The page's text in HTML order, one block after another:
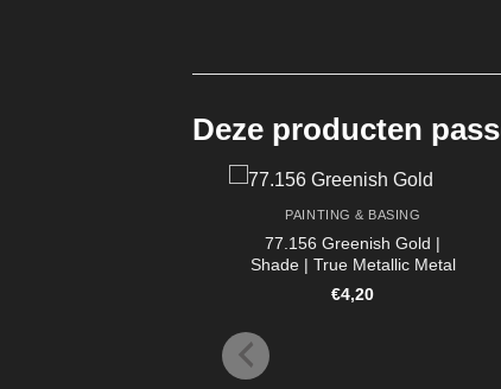
Deze producten
PAINTING & BASING
77.156 Greenish Gold |
Shade | True Metallic Metal
€4,20